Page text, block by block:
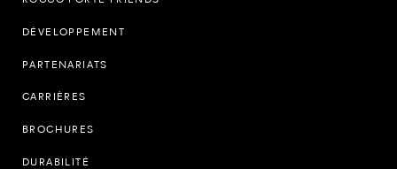
DÉVELOPPEMENT
PARTENARIATS
CARRIÈRES
BROCHURES
DURABILITÉ